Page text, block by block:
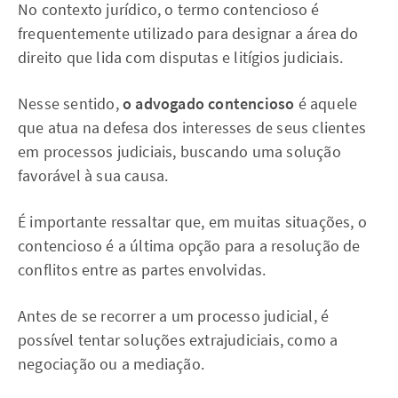
No contexto jurídico, o termo contencioso é
frequentemente utilizado para designar a área do
direito que lida com disputas e litígios judiciais.
Nesse sentido,o advogado contencioso é aquele
que atua na defesa dos interesses de seus clientes
em processos judiciais, buscando uma solução
favorável à sua causa.
É importante ressaltar que, em muitas situações, o
contencioso é a última opção para a resolução de
conflitos entre as partes envolvidas.
Antes de se recorrer a um processo judicial, é
possível tentar soluções extrajudiciais, como a
negociação ou a mediação.